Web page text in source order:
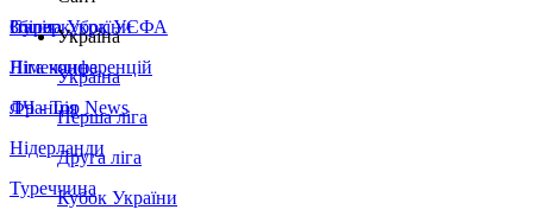
Збірна України
Італія
Німеччина
Франція
Нідерланди
Туреччина
Суперкубок УЄФА
Ліга конференцій
ЛЧ - Top News
Україна
Україна
Перша ліга
Друга ліга
Кубок України